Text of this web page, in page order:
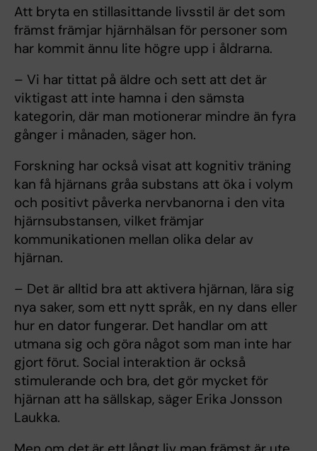
Att bryta en stillasittande livsstil är det som
främst främjar hjärnhälsan för personer som
har kommit ännu lite högre upp i åldrarna.
– Vi har tittat på äldre och sett att det är
viktigast att inte hamna i den sämsta
kategorin, där man motionerar mindre än fyra
gånger i månaden, säger hon.
Forskning har också visat att kognitiv träning
kan få hjärnans gråa substans att öka i volym
och positivt påverka nervbanorna i den vita
hjärnsubstansen, vilket främjar
kommunikationen mellan olika delar av
hjärnan.
– Det är alltid bra att aktivera hjärnan, lära sig
nya saker, som ett nytt språk, en ny dans eller
hur en dator fungerar. Det handlar om att
utmana sig och göra något som man inte har
gjort förut. Social interaktion är också
stimulerande och bra, det gör mycket för
hjärnan att ha sällskap, säger Erika Jonsson
Laukka.